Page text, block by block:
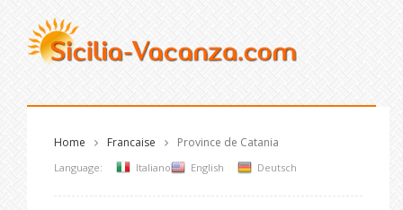
Home Francaise Province de Catania
Language: Italiano English Deutsch